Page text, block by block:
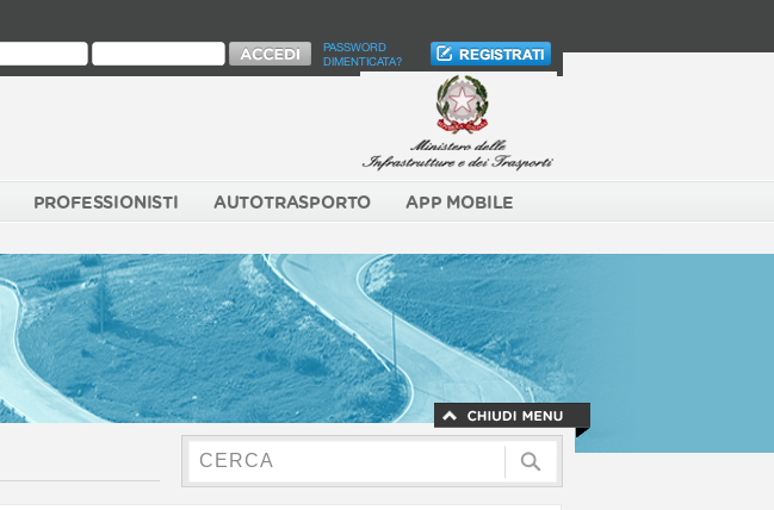
PASSWORD
DIMENTICATA?
PROFESSIONISTI AUTOTRASPORTO APP MOBILE